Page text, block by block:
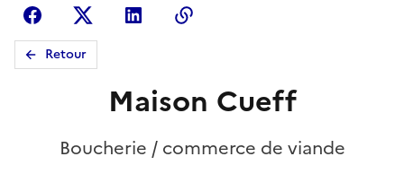
FacebookX (anciennement Twitter)
Linkedin
Retour
Maison Cueff
Boucherie / commerce de viande